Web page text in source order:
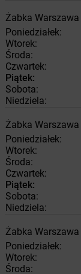
Żabka Warszawa
Poniedziałek:
Wtorek:
Środa:
Czwartek:
Piątek:
Sobota:
Niedziela:
Żabka Warszawa
Poniedziałek:
Wtorek:
Środa:
Czwartek:
Piątek:
Sobota:
Niedziela:
Żabka Warszawa
Poniedziałek:
Wtorek:
Środa: